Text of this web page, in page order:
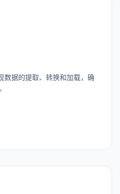
数据的提取、转换和加载，确